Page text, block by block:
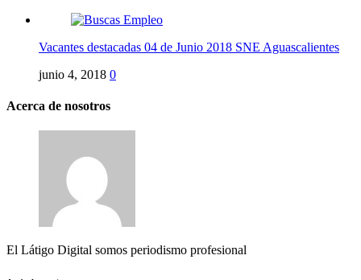
Vacantes destacadas 04 de Junio 2018 SNE Aguascalientes
junio 4, 2018 0
Acerca de nosotros
El Látigo Digital somos periodismo profesional